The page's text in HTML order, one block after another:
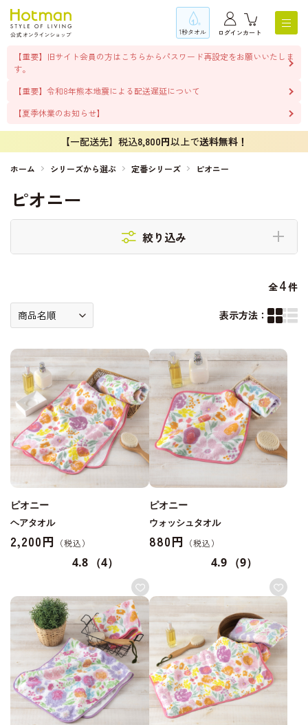
1秒タオル ログインカート
【重要】旧サイト会員の方はこちらからパスワード再設定をお願いいたしま
す。
【重要】令和8年熊本地震による配送遅延について
【夏季休業のお知らせ】
【一配送先】税込8,800円以上で送料無料！
ホーム シリーズから選ぶ 定番シリーズ ピオニー
ピオニー
絞り込み
全4件
表示方法：
ピオニー
ヘアタオル
2,200円
4.8 （4）
ピオニー
ウォッシュタオル
880円
4.9 （9）